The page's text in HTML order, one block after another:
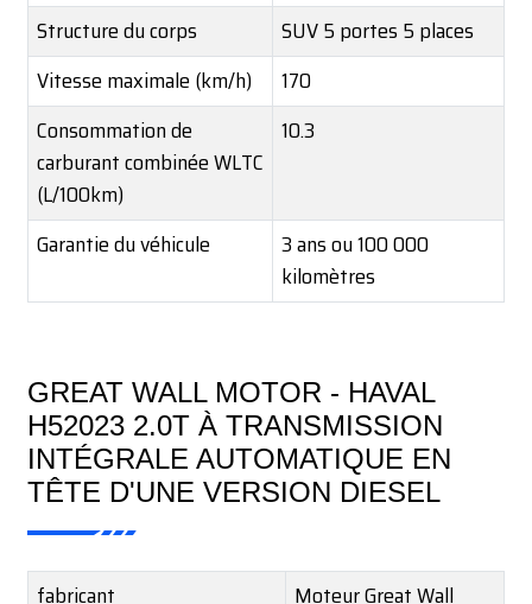
Structure du corps
SUV 5 portes 5 places
Vitesse maximale (km/h)
170
Consommation de
carburant combinée WLTC
(L/100km)
10.3
Garantie du véhicule
3 ans ou 100 000
kilomètres
GREAT WALL MOTOR - HAVAL
H52023 2.0T À TRANSMISSION
INTÉGRALE AUTOMATIQUE EN
TÊTE D'UNE VERSION DIESEL
fabricant Moteur Great Wall